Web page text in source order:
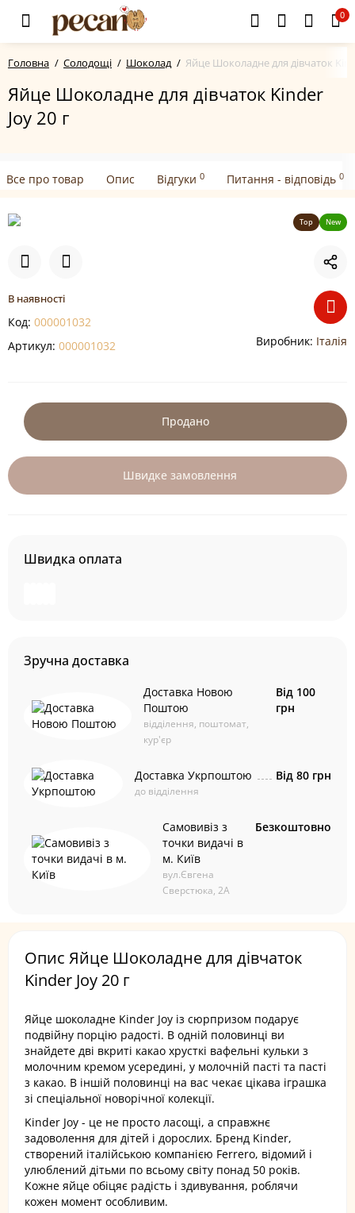
0
Головна Солодощі Шоколад Яйце Шоколадне для дівчаток
Яйце Шоколадне для дівчаток Kinder
Joy 20 г
Все про товар Опис Відгуки 0 Питання - відповідь 0
Top New
В наявності
Код: 000001032
Артикул: 000001032 Виробник: Італія
Продано
Швидке замовлення
Швидка оплата
Зручна доставка
Доставка Новою
Поштою
відділення, поштомат,
кур'єр
Від 100
грн
Доставка Укрпоштою
до відділення
Від 80 грн
Самовивіз з
точки видачі в
м. Київ
вул.Євгена
Сверстюка, 2А
Безкоштовно
Опис Яйце Шоколадне для дівчаток
Kinder Joy 20 г
Яйце шоколадне Kinder Joy із сюрпризом подарує
подвійну порцію радості. В одній половинці ви
знайдете дві вкриті какао хрусткі вафельні кульки з
молочним кремом усередині, у молочній пасті та пасті
з какао. В іншій половинці на вас чекає цікава іграшка
зі спеціальної новорічної колекції.
Kinder Joy - це не просто ласощі, а справжнє
задоволення для дітей і дорослих. Бренд Kinder,
створений італійською компанією Ferrero, відомий і
улюблений дітьми по всьому світу понад 50 років.
Кожне яйце обіцяє радість і здивування, роблячи
кожен момент особливим.